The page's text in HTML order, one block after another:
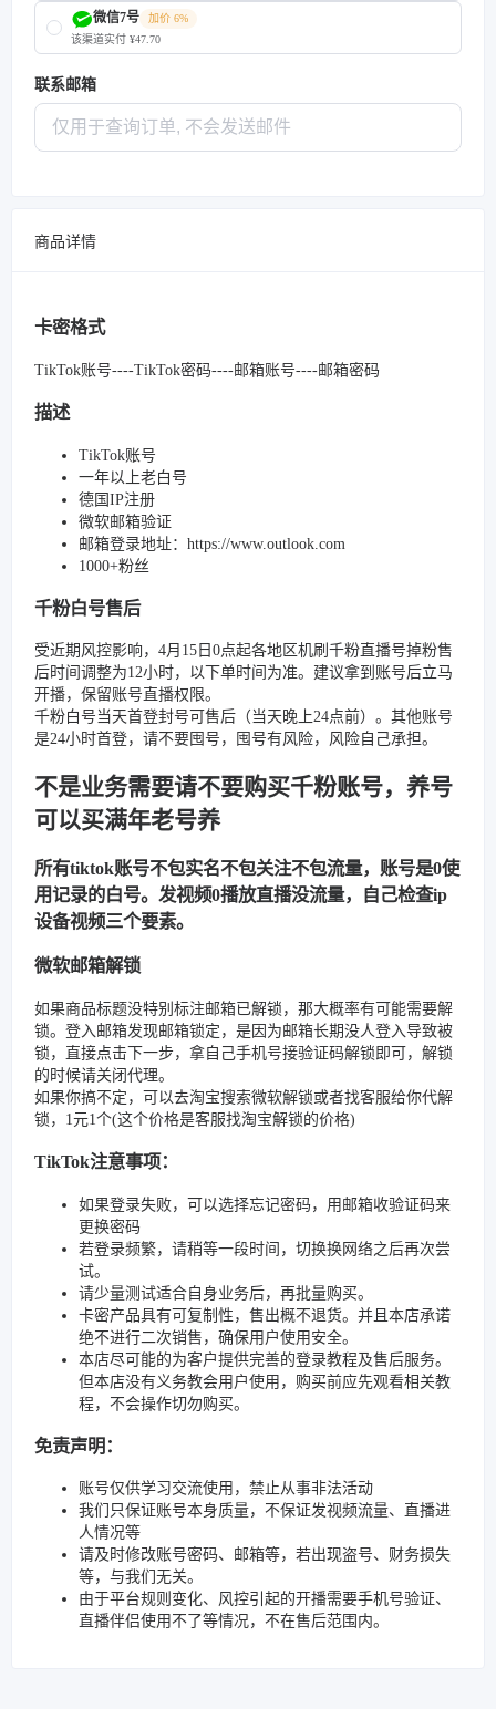
微信7号
加价 6%
该渠道实付 ¥47.70
联系邮箱
商品详情
卡密格式
TikTok账号----TikTok密码----邮箱账号----邮箱密码
描述
TikTok账号
一年以上老白号
德国IP注册
微软邮箱验证
邮箱登录地址：https://www.outlook.com
1000+粉丝
千粉白号售后
受近期风控影响，4月15日0点起各地区机刷千粉直播号掉粉售
后时间调整为12小时，以下单时间为准。建议拿到账号后立马
开播，保留账号直播权限。
千粉白号当天首登封号可售后（当天晚上24点前）。其他账号
是24小时首登，请不要囤号，囤号有风险，风险自己承担。
不是业务需要请不要购买千粉账号，养号
可以买满年老号养
所有tiktok账号不包实名不包关注不包流量，账号是0使
用记录的白号。发视频0播放直播没流量，自己检查ip
设备视频三个要素。
微软邮箱解锁
如果商品标题没特别标注邮箱已解锁，那大概率有可能需要解
锁。登入邮箱发现邮箱锁定，是因为邮箱长期没人登入导致被
锁，直接点击下一步，拿自己手机号接验证码解锁即可，解锁
的时候请关闭代理。
如果你搞不定，可以去淘宝搜索微软解锁或者找客服给你代解
锁，1元1个(这个价格是客服找淘宝解锁的价格)
TikTok注意事项：
如果登录失败，可以选择忘记密码，用邮箱收验证码来
更换密码
若登录频繁，请稍等一段时间，切换换网络之后再次尝
试。
请少量测试适合自身业务后，再批量购买。
卡密产品具有可复制性，售出概不退货。并且本店承诺
绝不进行二次销售，确保用户使用安全。
本店尽可能的为客户提供完善的登录教程及售后服务。
但本店没有义务教会用户使用，购买前应先观看相关教
程，不会操作切勿购买。
免责声明：
账号仅供学习交流使用，禁止从事非法活动
我们只保证账号本身质量，不保证发视频流量、直播进
人情况等
请及时修改账号密码、邮箱等，若出现盗号、财务损失
等，与我们无关。
由于平台规则变化、风控引起的开播需要手机号验证、
直播伴侣使用不了等情况，不在售后范围内。